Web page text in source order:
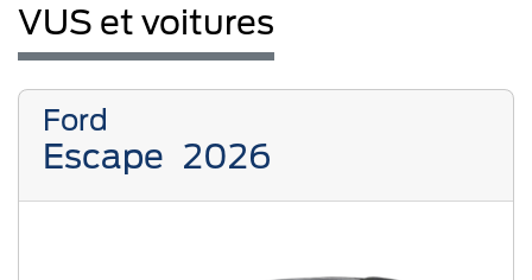
VUS et voitures
Ford
Escape 2026